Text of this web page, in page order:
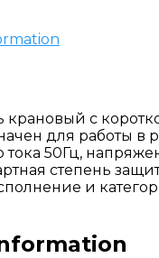
крановый с
для работы в
тока 50Гц,
степень
и